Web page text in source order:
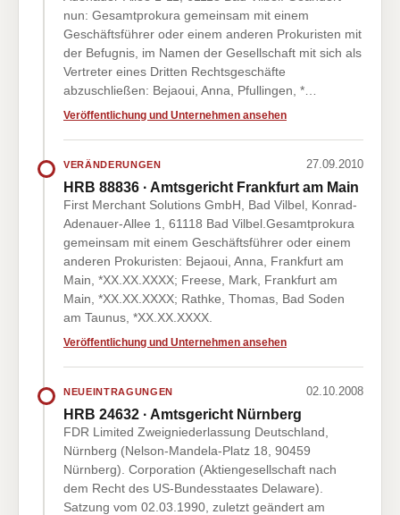
nun: Gesamtprokura gemeinsam mit einem
Geschäftsführer oder einem anderen Prokuristen mit
der Befugnis, im Namen der Gesellschaft mit sich als
Vertreter eines Dritten Rechtsgeschäfte
abzuschließen: Bejaoui, Anna, Pfullingen, *…
Veröffentlichung und Unternehmen ansehen
VERÄNDERUNGEN 27.09.2010
HRB 88836 · Amtsgericht Frankfurt am Main
First Merchant Solutions GmbH, Bad Vilbel, Konrad-
Adenauer-Allee 1, 61118 Bad Vilbel.Gesamtprokura
gemeinsam mit einem Geschäftsführer oder einem
anderen Prokuristen: Bejaoui, Anna, Frankfurt am
Main, *XX.XX.XXXX; Freese, Mark, Frankfurt am
Main, *XX.XX.XXXX; Rathke, Thomas, Bad Soden
am Taunus, *XX.XX.XXXX.
Veröffentlichung und Unternehmen ansehen
NEUEINTRAGUNGEN 02.10.2008
HRB 24632 · Amtsgericht Nürnberg
FDR Limited Zweigniederlassung Deutschland,
Nürnberg (Nelson-Mandela-Platz 18, 90459
Nürnberg). Corporation (Aktiengesellschaft nach
dem Recht des US-Bundesstaates Delaware).
Satzung vom 02.03.1990, zuletzt geändert am